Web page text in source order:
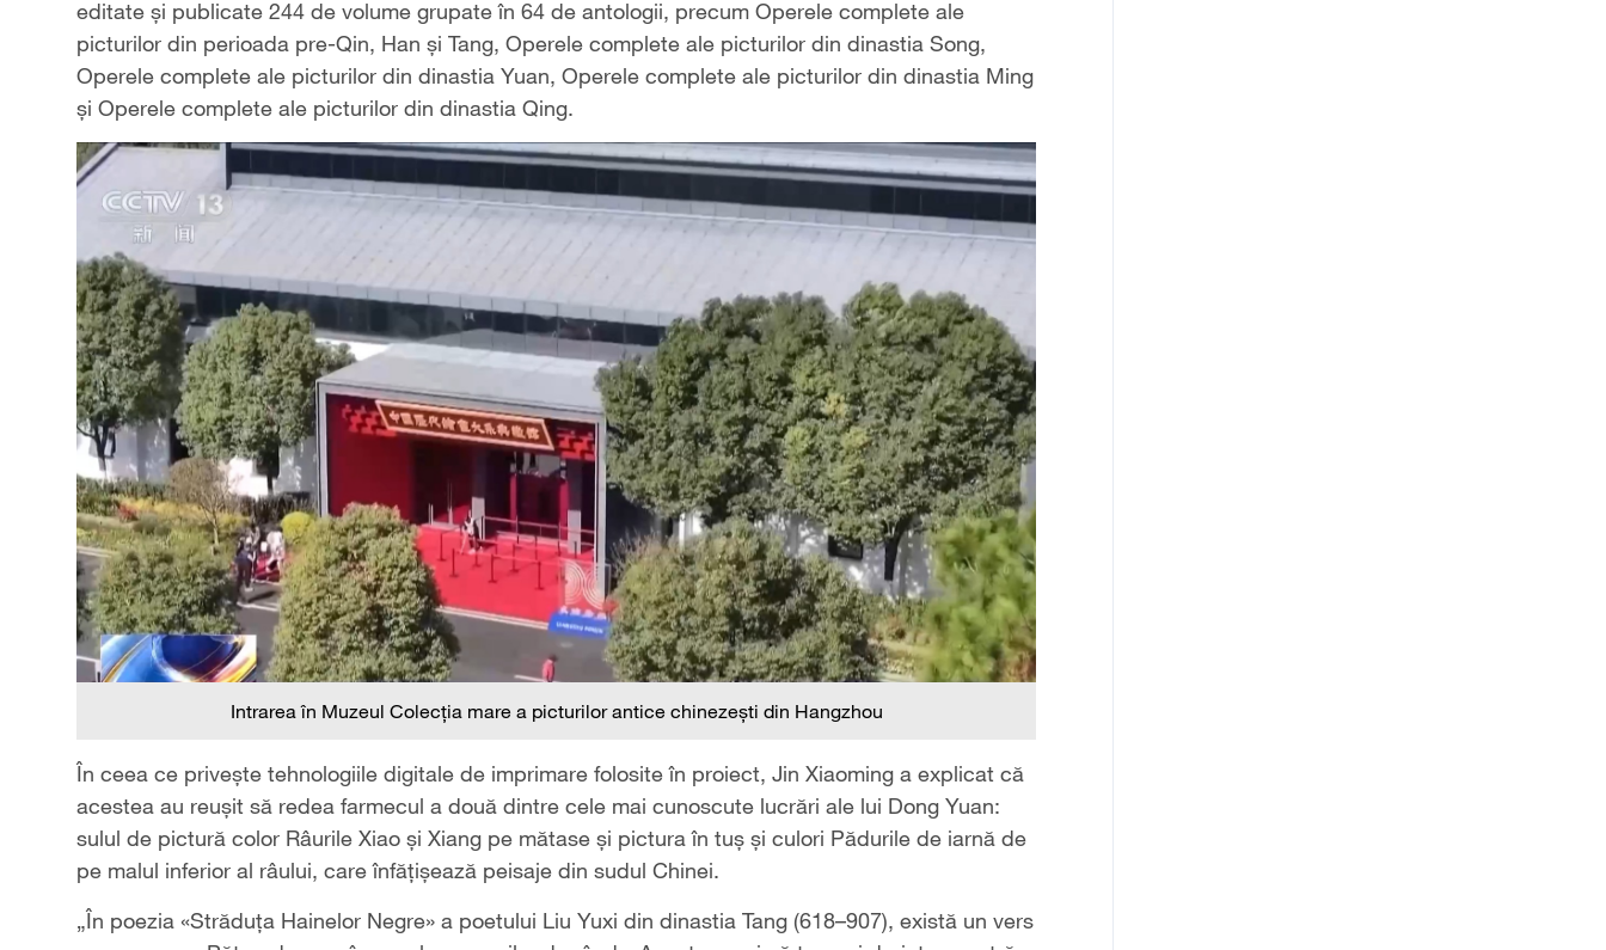
editate și publicate 244 de volume grupate în 64 de antologii, precum Operele complete ale
picturilor din perioada pre-Qin, Han și Tang, Operele complete ale picturilor din dinastia Song,
Operele complete ale picturilor din dinastia Yuan, Operele complete ale picturilor din dinastia Ming
și Operele complete ale picturilor din dinastia Qing.
Intrarea în Muzeul Colecția mare a picturilor antice chinezești din Hangzhou
În ceea ce privește tehnologiile digitale de imprimare folosite în proiect, Jin Xiaoming a explicat că
acestea au reușit să redea farmecul a două dintre cele mai cunoscute lucrări ale lui Dong Yuan:
sulul de pictură color Râurile Xiao și Xiang pe mătase și pictura în tuș și culori Pădurile de iarnă de
pe malul inferior al râului, care înfățișează peisaje din sudul Chinei.
„În poezia «Străduța Hainelor Negre» a poetului Liu Yuxi din dinastia Tang (618–907), există un vers